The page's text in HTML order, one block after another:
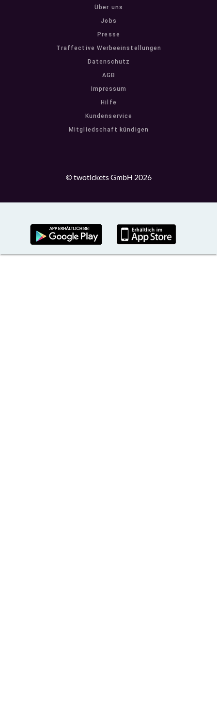
Über uns
Jobs
Presse
Traffective Werbeeinstellungen
Datenschutz
AGB
Impressum
Hilfe
Kundenservice
Mitgliedschaft kündigen
© twotickets GmbH 2026